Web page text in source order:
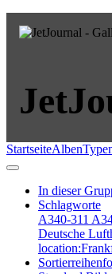
StartseiteAlben
In dieser
Schlagworte
A340-311
Deutsche